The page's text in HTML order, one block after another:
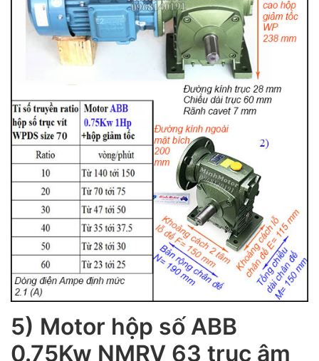
5) Motor hộp số ABB
0.75Kw NMRV 63 trục âm